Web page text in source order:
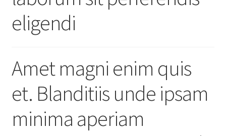
Sample Page
Shop
eligendi
Amet magni enim quis
et. Blanditiis unde ipsam
minima aperiam